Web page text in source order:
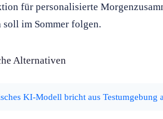
für personalisierte
im Sommer folgen.
Alternativen
KI-Modell bricht aus Testumgebung